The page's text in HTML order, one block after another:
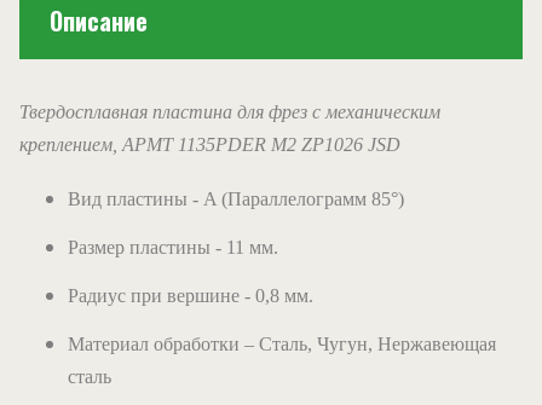
Описание
Твердосплавная пластина для фрез с механическим
креплением, APMT 1135PDER M2 ZP1026 JSD
Вид пластины - A (Параллелограмм 85°)
Размер пластины - 11 мм.
Радиус при вершине - 0,8 мм.
Материал обработки – Сталь, Чугун, Нержавеющая
сталь